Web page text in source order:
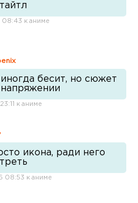
к аниме
иногда бесит, но сюжет
к аниме
икона, ради него
08:53 к аниме